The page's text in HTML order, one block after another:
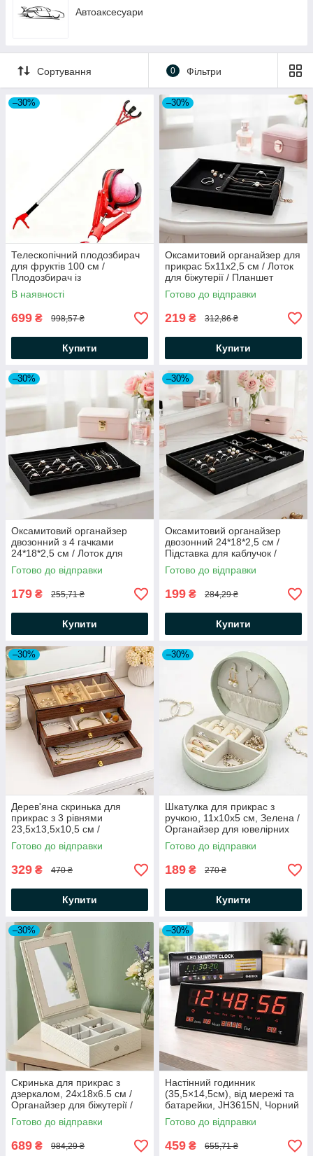
Джерела безперебійного живлення (ДБЖ)
Торговельні ваги
Автоаксесуари
Сортування 0 Фільтри
–30%
Телескопічний плодозбирач
для фруктів 100 см /
Плодозбирач із
телескопічною ручкою /
Захват для сміття
В наявності
699 ₴ 998,57 ₴
Купити
–30%
Оксамитовий органайзер для
прикрас 5x11x2,5 см / Лоток
для біжутерії / Планшет
ювелірний / Підставка з
канавками для каблучок
Готово до відправки
219 ₴ 312,86 ₴
Купити
–30%
Оксамитовий органайзер
двозонний з 4 гачками
24*18*2,5 см / Лоток для
біжутерії / Планшет
ювелірний / Підставка для
Готово до відправки
179 ₴ 255,71 ₴
Купити
–30%
Оксамитовий органайзер
двозонний 24*18*2,5 см /
Підставка для каблучок /
Лоток для біжутерії / Планшет
ювелірний
Готово до відправки
199 ₴ 284,29 ₴
Купити
–30%
Дерев'яна скринька для
прикрас з 3 рівнями
23,5х13,5х10,5 см /
Органайзер для біжутерії /
Кейс для ювелірних виробів /
Готово до відправки
329 ₴ 470 ₴
Купити
–30%
Шкатулка для прикрас з
ручкою, 11x10x5 см, Зелена /
Органайзер для ювелірних
виробів / Міні органайзер для
біжутерії
Готово до відправки
189 ₴ 270 ₴
Купити
–30%
Скринька для прикрас з
дзеркалом, 24x18x6.5 см /
Органайзер для біжутерії /
Шкатулка ювелірна
Готово до відправки
689 ₴ 984,29 ₴
–30%
Настінний годинник
(35,5×14,5см), від мережі та
батарейки, JH3615N, Чорний
/ Електронний настільний
годинник
Готово до відправки
459 ₴ 655,71 ₴